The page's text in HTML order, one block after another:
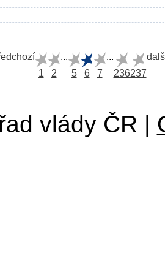
1
2
...
5
6 7
...
236237
vlády ČR |